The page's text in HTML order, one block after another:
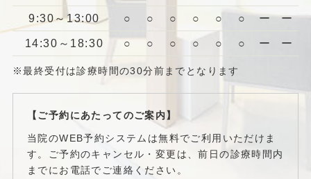
9:30～13:00 ○ ○ ○ ○ ○ ○ ー ー
14:30～18:30 ○ ○ ○ ○ ○ ○ ー ー
※最終受付は診療時間の30分前までとなります
【ご予約にあたってのご案内】
当院のWEB予約システムは無料でご利用いただけま
す。ご予約のキャンセル・変更は、前日の診療時間内
までにお電話でご連絡ください。